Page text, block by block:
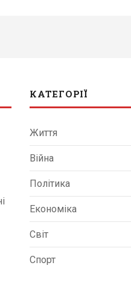
КАТЕГОРІЇ
Життя
Війна
Політика
Економіка
Світ
Спорт